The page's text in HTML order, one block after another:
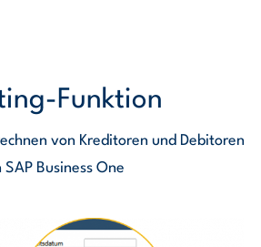
Funktion
von Kreditoren und Debitoren
SAP Business One